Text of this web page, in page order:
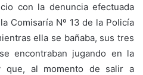
con la denuncia efectuada
Comisaría Nº 13 de la Policía
ella se bañaba, sus tres
encontraban jugando en la
que, al momento de salir a